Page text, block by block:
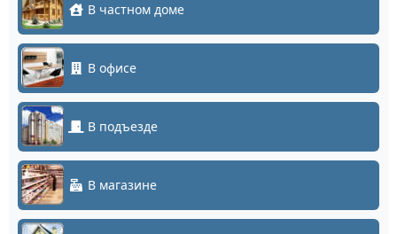
В частном доме
В офисе
В подъезде
В магазине